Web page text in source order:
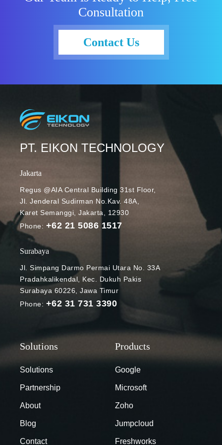
Docs, Slides,
maupun
beserta jenis
(seperti PDF,
langsung
percakapan
Chat di
Kini,
kapabilitas
tersebut
diperluas
Chat seluler.
Seperti apa
cara
kerjanya?
Ringkas file
Google Chat
Photo Credit:
Google
Updates Cara
kapabilitas
perangkat
Consultation
Contact Us
PT. EIKON TECHNOLOGY
Jakarta
Regus @AIA Central Building 31st Floor,
Jl. Jenderal Sudirman No.Kav. 48A,
Karet Semanggi, Jakarta, 12930
Phone: +62 21 5086 1517
Surabaya
Jl. Simpang Darmo Permai Utara No. 33A
Pradahkalikendal, Kec. Dukuh Pakis
Surabaya 60226, Jawa Timur
Phone: +62 31 731 3390
Solutions
Partnership
About
Blog
Contact
Google
Microsoft
Zoho
Jumpcloud
Freshworks